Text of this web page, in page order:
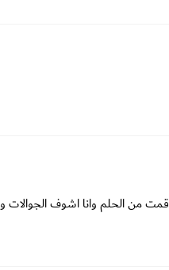
قمت من الحلم وانا اشوف